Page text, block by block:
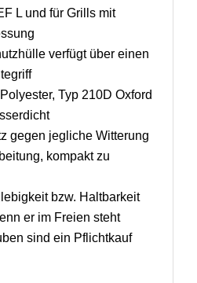
L und für Grills mit
verfügt über einen
Typ 210D Oxford
gegen jegliche Witterung
kompakt zu
bzw. Haltbarkeit
er im Freien steht
sind ein Pflichtkauf